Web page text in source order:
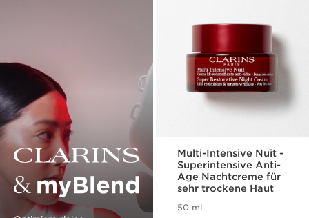
Clarins & myBlend
Multi-Intensive Nuit -
Superintensive Anti-
Age Nachtcreme für
sehr trockene Haut
50 ml